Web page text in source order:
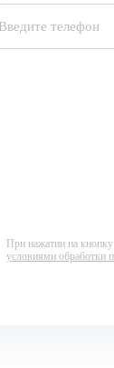
При нажатии на кнопку
условиями обработки